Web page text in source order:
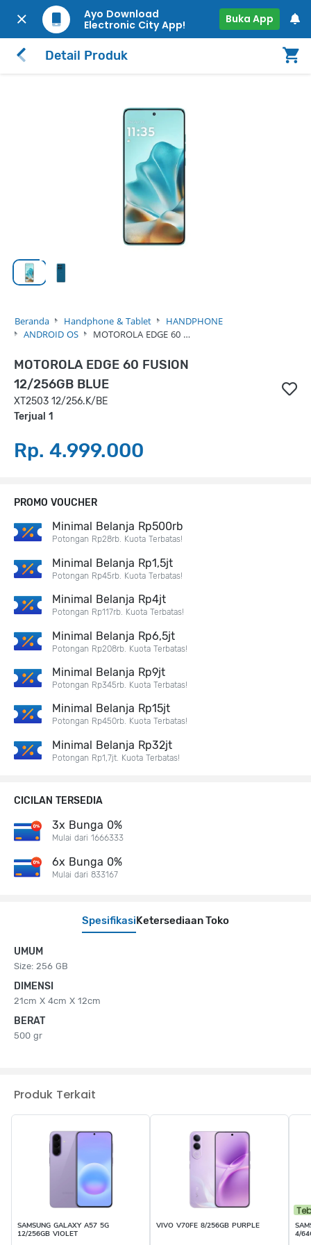
Ayo Download
Electronic City App!
Buka App
Detail Produk
Beranda Handphone & Tablet
HANDPHONE
ANDROID OS
MOTOROLA EDGE 60 …
MOTOROLA EDGE 60 FUSION
12/256GB BLUE
XT2503 12/256.K/BE
Terjual 1
Rp. 4.999.000
SpesifikasiKetersediaan Toko
UMUM
Size: 256 GB
DIMENSI
21cm X 4cm X 12cm
BERAT
500 gr
PROMO VOUCHER
Minimal Belanja Rp500rb
Potongan Rp28rb. Kuota Terbatas!
Minimal Belanja Rp1,5jt
Potongan Rp45rb. Kuota Terbatas!
Minimal Belanja Rp4jt
Potongan Rp117rb. Kuota Terbatas!
Minimal Belanja Rp6,5jt
Potongan Rp208rb. Kuota Terbatas!
Minimal Belanja Rp9jt
Potongan Rp345rb. Kuota Terbatas!
Minimal Belanja Rp15jt
Potongan Rp450rb. Kuota Terbatas!
Minimal Belanja Rp32jt
Potongan Rp1,7jt. Kuota Terbatas!
CICILAN TERSEDIA
3x Bunga 0%
Mulai dari 1666333
6x Bunga 0%
Mulai dari 833167
Produk Terkait
SAMSUNG GALAXY A57 5G
12/256GB VIOLET
VIVO V70FE 8/256GB PURPLE
4/